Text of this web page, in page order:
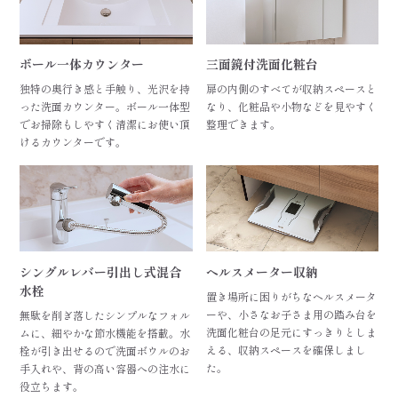
ボール一体カウンター
独特の奥行き感と手触り、光沢を持
った洗面カウンター。ボール一体型
でお掃除もしやすく清潔にお使い頂
けるカウンターです。
三面鏡付洗面化粧台
扉の内側のすべてが収納スペースと
なり、化粧品や小物などを見やすく
整理できます。
シングルレバー引出し式混合
水栓
無駄を削ぎ落したシンプルなフォル
ムに、細やかな節水機能を搭載。水
栓が引き出せるので洗面ボウルのお
手入れや、背の高い容器への注水に
役立ちます。
ヘルスメーター収納
置き場所に困りがちなヘルスメータ
ーや、小さなお子さま用の踏み台を
洗面化粧台の足元にすっきりとしま
える、収納スペースを確保しまし
た。